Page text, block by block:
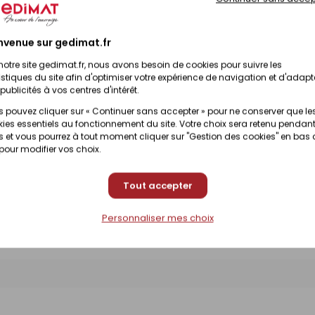
sur gedimat.fr
site gedimat.fr, nous avons besoin de cookies pour suivre les
du site afin d'optimiser votre expérience de navigation et
à vos centres d'intérêt.
pouvez cliquer sur « Continuer sans accepter » pour ne conserver que
essentiels au fonctionnement du site. Votre choix sera retenu pendant
et vous pourrez à tout moment cliquer sur "Gestion des cookies" en bas
modifier vos choix.
Tout accepter
Personnaliser mes choix
selon magasin
selon magasin (contactez votre
Prix en magasin